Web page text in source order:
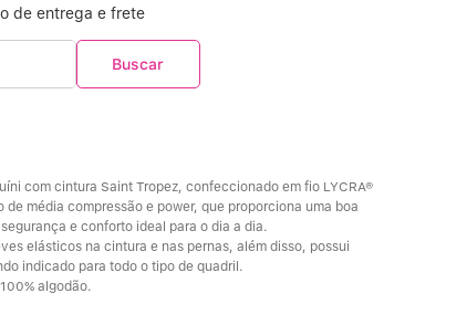
com cintura Saint Tropez, confeccionado em fio LYCRA®
de média compressão e power, que proporciona uma boa
e conforto ideal para o dia a dia.
elásticos na cintura e nas pernas, além disso, possui
indicado para todo o tipo de quadril.
algodão.